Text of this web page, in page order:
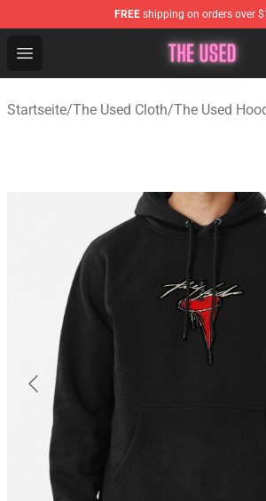
FREE shipping on orders over
Open menu
The Used Store - Official The Used
Startseite/The Used Cloth/The Used